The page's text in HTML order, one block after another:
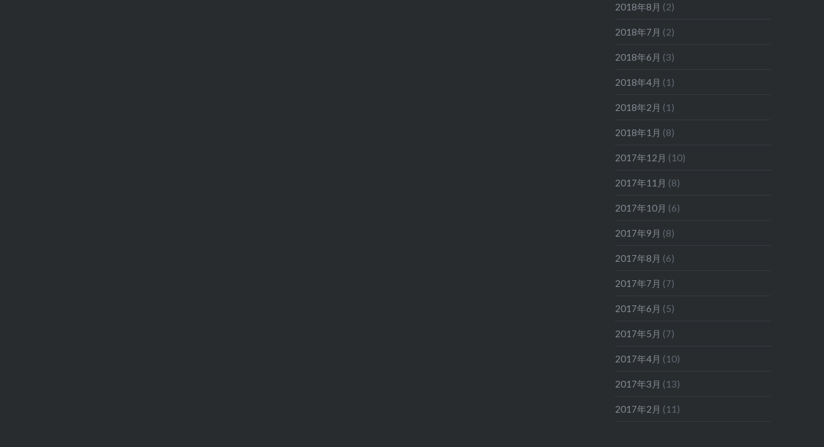
2018年8月 (2)
2018年7月 (2)
2018年6月 (3)
2018年4月 (1)
2018年2月 (1)
2018年1月 (8)
2017年12月 (10)
2017年11月 (8)
2017年10月 (6)
2017年9月 (8)
2017年8月 (6)
2017年7月 (7)
2017年6月 (5)
2017年5月 (7)
2017年4月 (10)
2017年3月 (13)
2017年2月 (11)